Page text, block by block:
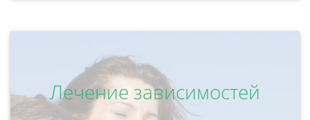
Лечение зависимостей